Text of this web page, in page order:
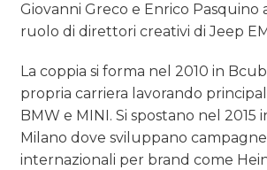
Giovanni Greco e Enrico Pasquino
ruolo di direttori creativi di Jeep
La coppia si forma nel 2010 in
propria carriera lavorando
BMW e MINI. Si spostano nel 2015
Milano dove sviluppano
internazionali per brand come